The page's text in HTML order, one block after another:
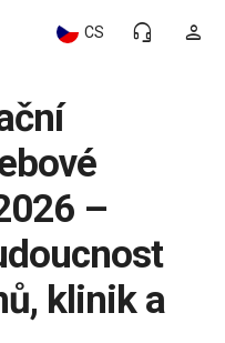
person
headset_mic
CS
–
klinik a